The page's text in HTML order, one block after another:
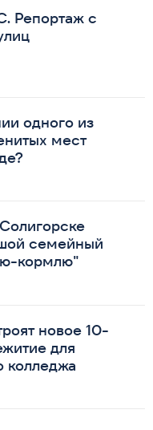
Репортаж с
одного из
мест
семейный
кормлю"
новое 10-
для
колледжа